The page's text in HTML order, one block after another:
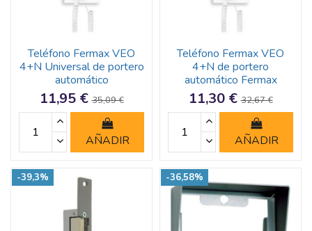
Teléfono Fermax VEO
4+N Universal de portero
automático
11,95 €35,09 €
AÑADIR
Teléfono Fermax VEO
4+N de portero
automático Fermax
11,30 €32,67 €
AÑADIR
-39,3% -36,58%